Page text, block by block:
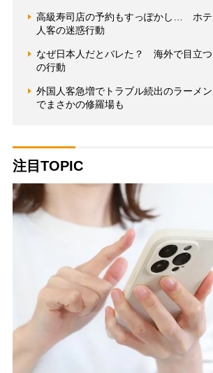
高級寿司店の予約もすっぽかし… ホテ
人客の迷惑行動
なぜ日本人だとバレた？ 海外で目立
の行動
外国人客急増でトラブル続出のラーメン
でまさかの修羅場も
注目TOPIC